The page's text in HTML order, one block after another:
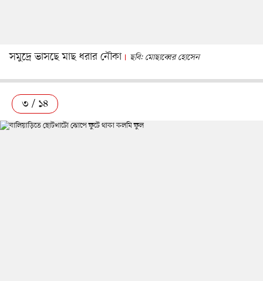
সমুদ্রে ভাসছে মাছ ধরার নৌকা ছবি: মোছাব্বের হোসেন
৩ / ১৪